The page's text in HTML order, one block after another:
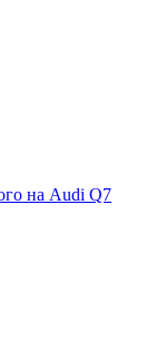
на Audi Q7